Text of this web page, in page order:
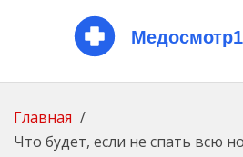
Главная
Что будет, если не спать всю